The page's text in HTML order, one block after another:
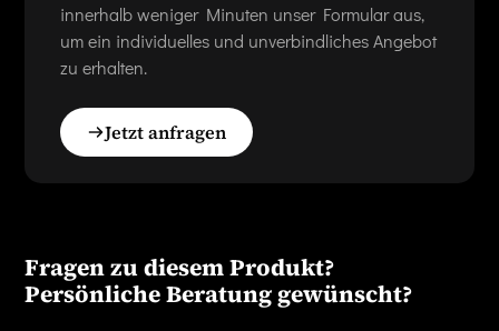
innerhalb weniger Minuten unser Formular aus,
um ein individuelles und unverbindliches Angebot
zu erhalten.
Jetzt anfragen
Fragen zu diesem Produkt?
Persönliche Beratung gewünscht?